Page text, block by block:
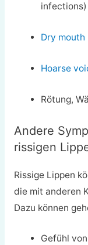
infections)
Dry mouth
Hoarse
Rötung,
Andere
rissigen
Rissige Lippen
die mit anderen
Dazu können
Gefühl